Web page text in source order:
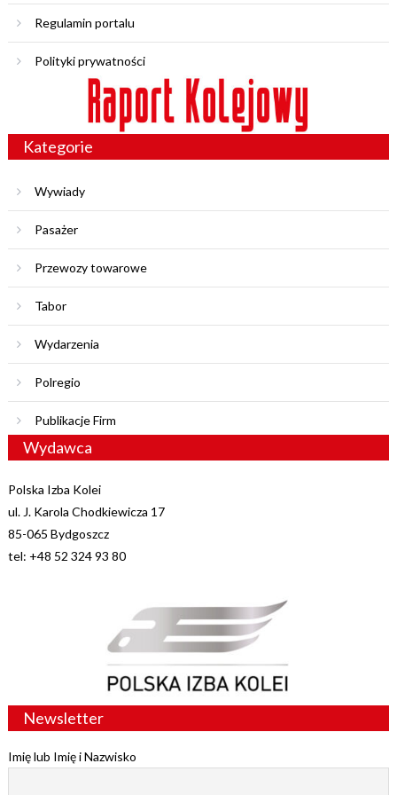
Regulamin portalu
Polityki prywatności
Kategorie
Wywiady
Pasażer
Przewozy towarowe
Tabor
Wydarzenia
Polregio
Publikacje Firm
Wydawca
Polska Izba Kolei
ul. J. Karola Chodkiewicza 17
85-065 Bydgoszcz
tel: +48 52 324 93 80
Newsletter
Imię lub Imię i Nazwisko